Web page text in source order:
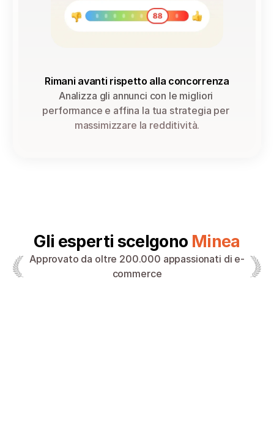
Rimani avanti rispetto alla concorrenza
Analizza gli annunci con le migliori
performance e affina la tua strategia per
massimizzare la redditività.
Gli esperti scelgono Minea
Approvato da oltre 200.000 appassionati di e-
commerce